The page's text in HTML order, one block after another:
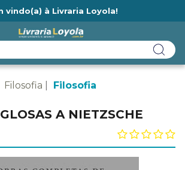
vindo(a) à Livraria Loyola!
Filosofia Filosofia
A NIETZSCHE